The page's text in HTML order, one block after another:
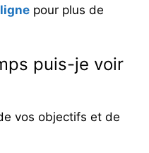
pour plus de
puis-je voir
vos objectifs et de